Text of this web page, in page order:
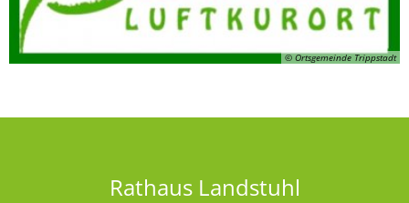
© Ortsgemeinde Trippstadt
Rathaus Landstuhl